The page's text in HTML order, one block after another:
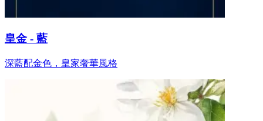
皇金 - 藍
深藍配金色，皇家奢華風格